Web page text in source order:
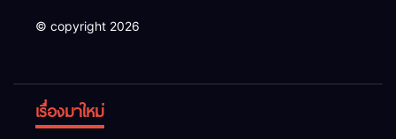
© copyright 2026
เรื่องมาใหม่